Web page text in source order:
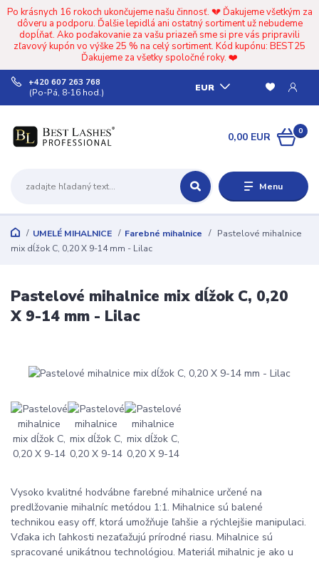
Po krásnych 16 rokoch ukončujeme našu činnosť. 💔 Ďakujeme všetkým za
dôveru a podporu. Ďalšie lepidlá ani ostatný sortiment už nebudeme
dopĺňať. Ako poďakovanie za vašu priazeň sme si pre vás pripravili
zľavový kupón vo výške 25 % na celý sortiment. Kód kupónu: BEST25
Ďakujeme za všetky spoločné roky. ❤️
Menu
EUR
+420 607 263 768
(Po-Pá, 8-16 hod.)
0
0,00 EUR
UMELÉ MIHALNICE Farebné mihalnice
Pastelové mihalnice
mix dĺžok C, 0,20 X 9-14 mm - Lilac
Pastelové mihalnice mix dĺžok C, 0,20
X 9-14 mm - Lilac
Vysoko kvalitné hodvábne farebné mihalnice určené na
predlžovanie mihalníc metódou 1:1. Mihalnice sú balené
technikou easy off, ktorá umožňuje ľahšie a rýchlejšie manipulaci.
Vďaka ich ľahkosti nezaťažujú prírodné riasu. Mihalnice sú
spracované unikátnou technológiou. Materiál mihalnic je ako u